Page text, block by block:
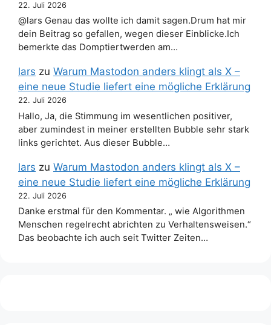
22. Juli 2026
@lars Genau das wollte ich damit sagen.Drum hat mir
dein Beitrag so gefallen, wegen dieser Einblicke.Ich
bemerkte das Domptiertwerden am…
lars zu Warum Mastodon anders klingt als X –
eine neue Studie liefert eine mögliche Erklärung
22. Juli 2026
Hallo, Ja, die Stimmung im wesentlichen positiver,
aber zumindest in meiner erstellten Bubble sehr stark
links gerichtet. Aus dieser Bubble…
lars zu Warum Mastodon anders klingt als X –
eine neue Studie liefert eine mögliche Erklärung
22. Juli 2026
Danke erstmal für den Kommentar. „ wie Algorithmen
Menschen regelrecht abrichten zu Verhaltensweisen.“
Das beobachte ich auch seit Twitter Zeiten…